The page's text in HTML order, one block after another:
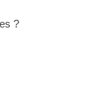
?